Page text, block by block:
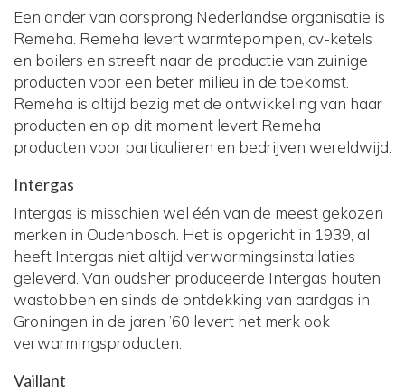
Een ander van oorsprong Nederlandse organisatie is
Remeha. Remeha levert warmtepompen, cv-ketels
en boilers en streeft naar de productie van zuinige
producten voor een beter milieu in de toekomst.
Remeha is altijd bezig met de ontwikkeling van haar
producten en op dit moment levert Remeha
producten voor particulieren en bedrijven wereldwijd.
Intergas
Intergas is misschien wel één van de meest gekozen
merken in Oudenbosch. Het is opgericht in 1939, al
heeft Intergas niet altijd verwarmingsinstallaties
geleverd. Van oudsher produceerde Intergas houten
wastobben en sinds de ontdekking van aardgas in
Groningen in de jaren ’60 levert het merk ook
verwarmingsproducten.
Vaillant